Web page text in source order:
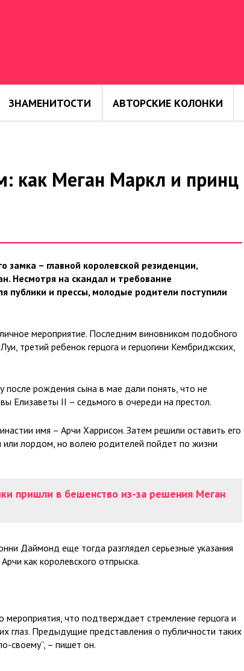
ЗНАМЕНИТОСТИ АВТОРСКИЕ КОЛОНКИ
как Меган Маркл и принц
замка – главной королевской резиденции,
Несмотря на скандал и требование
публики и прессы, молодые родители поступили
мероприятие. Последним виновником подобного
третий ребенок герцога и герцогини Кембриджских,
после рождения сына в мае дали понять, что не
Елизаветы II – седьмого в очереди на престол.
имя – Арчи Харрисон. Затем решили оставить его
или лордом, но волею родителей пойдет по жизни
пришли в бешенство из-за решения Меган
Даймонд еще тогда разглядел серьезные указания
как королевского отпрыска.
что подтверждает стремление герцога и
глаз. Предыдущие представления о публичности таких
своему”, – пишет он.